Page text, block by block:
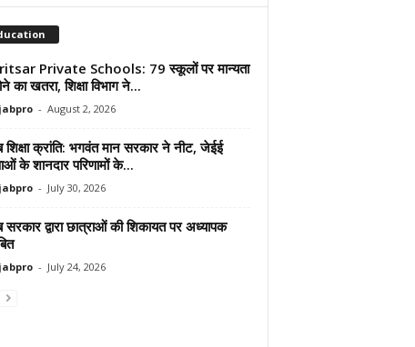
Private Schools: 79 स्कूलों पर मान्यता
का खतरा, शिक्षा विभाग ने...
- August 2, 2026
शिक्षा क्रांति: भगवंत मान सरकार ने नीट, जेईई
के शानदार परिणामों के...
- July 30, 2026
सरकार द्वारा छात्राओं की शिकायत पर अध्यापक
- July 24, 2026